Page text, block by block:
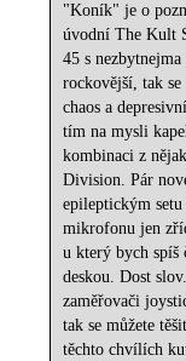
"Koník" je o
úvodní The Kult
45 s
rockovější, tak
chaos a
tím na mysli
kombinaci z
Division. Pár
epileptickým
mikrofonu jen
u který bych spíš
deskou. Dost
zaměřovači
tak se můžete
těchto chvílích